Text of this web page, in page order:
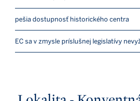
pešia dostupnosť historického centra
EC sa v zmysle príslušnej legislatívy